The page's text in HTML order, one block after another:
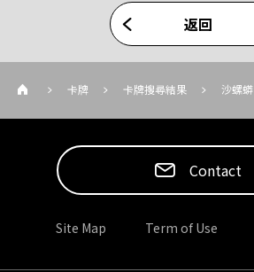
返回
卡牌 卡牌搜尋結果 沙螺蟒
Contact
Site Map Term of Use